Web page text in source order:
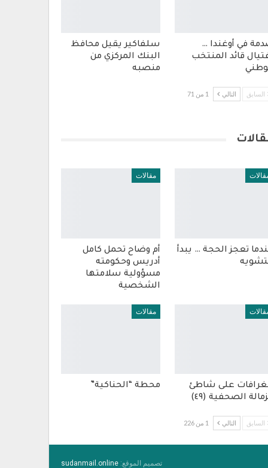
في أوغندا …
قائد المنتخب
سلفاكير يقيل محافظ
البنك المركزي من
منصبه
السابق التالي 1 من 71
تعجز الحجة … يبدأ
مقالات
أم وضاح تحمل كامل
أدريس وحكومته
مسؤولية سلامتها
الشخصية
على شاطئ
الصحفية (٤٩)
مقالات
محطة “الحناكية”
السابق التالي 1 من 226
تصميم الموقع: sudanmail.online